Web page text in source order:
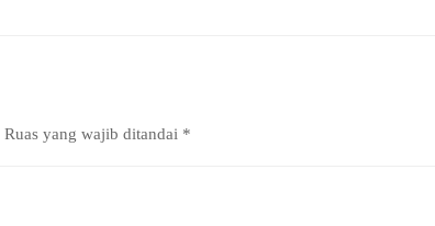
Ruas yang wajib ditandai *